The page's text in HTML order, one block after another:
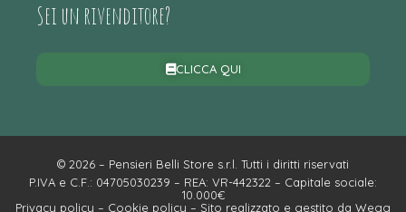
Sei un rivenditore?
CLICCA QUI
© 2026 – Pensieri Belli Store s.r.l. Tutti i diritti riservati
P.IVA e C.F.: 04705030239 – REA: VR-442322 – Capitale sociale:
10.000€
Privacy policy – Cookie policy – Sito realizzato e gestito da Wegg